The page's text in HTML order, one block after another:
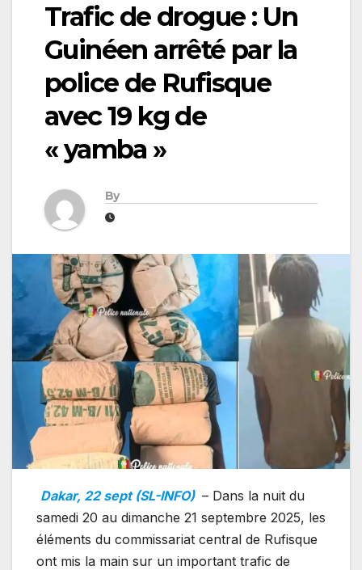
Trafic de drogue : Un
Guinéen arrêté par la
police de Rufisque
avec 19 kg de
« yamba »
By
Dakar, 22 sept (SL-INFO) – Dans la nuit du
samedi 20 au dimanche 21 septembre 2025, les
éléments du commissariat central de Rufisque
ont mis la main sur un important trafic de